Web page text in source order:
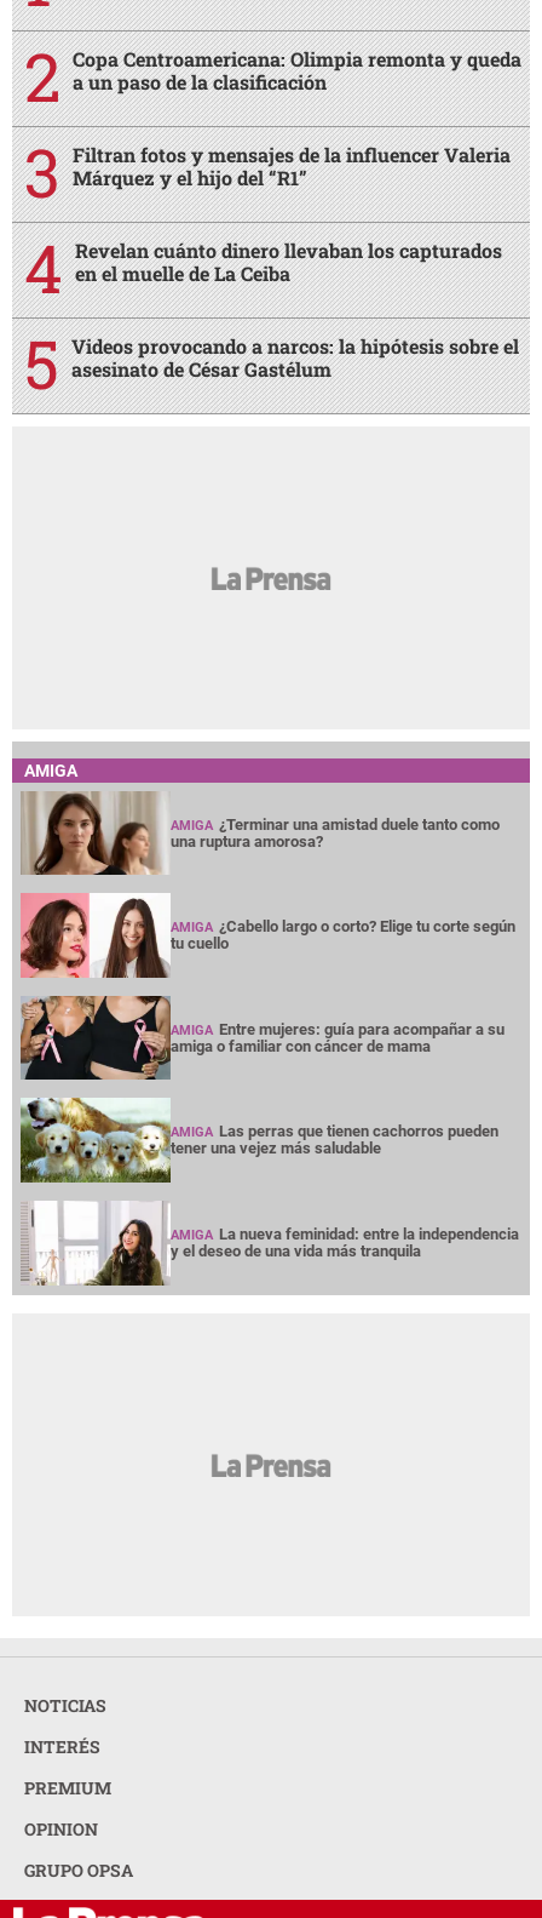
Copa Centroamericana: Olimpia remonta y queda
a un paso de la clasificación
Filtran fotos y mensajes de la influencer Valeria
Márquez y el hijo del “R1”
Revelan cuánto dinero llevaban los capturados
en el muelle de La Ceiba
Videos provocando a narcos: la hipótesis sobre el
asesinato de César Gastélum
AMIGA
AMIGA ¿Terminar una amistad duele tanto como
una ruptura amorosa?
AMIGA ¿Cabello largo o corto? Elige tu corte según
tu cuello
AMIGA Entre mujeres: guía para acompañar a su
amiga o familiar con cáncer de mama
AMIGA Las perras que tienen cachorros pueden
tener una vejez más saludable
AMIGA La nueva feminidad: entre la independencia
y el deseo de una vida más tranquila
NOTICIAS
INTERÉS
PREMIUM
OPINION
GRUPO OPSA